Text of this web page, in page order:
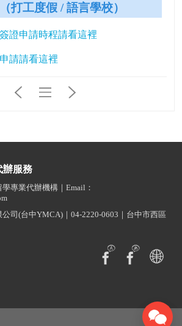
打工度假 / 語言學校）
證申請時程請看這裡
請請看這裡
辦服務
專業代辦機構｜Email：
司(台中YMCA)｜04-2220-0603｜台中市西區